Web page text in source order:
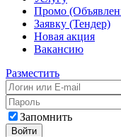
Промо
Заявку (Тендер)
Новая акция
Вакансию
Разместить
Запомнить
Войти